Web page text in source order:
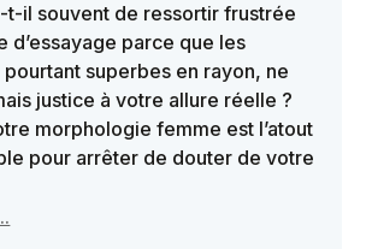
t-il souvent de ressortir frustrée
d’essayage parce que les
superbes en rayon, ne
justice à votre allure réelle ?
morphologie femme est l’atout
pour arrêter de douter de votre